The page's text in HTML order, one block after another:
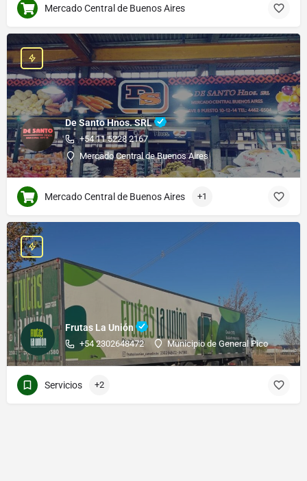
Mercado Central de Buenos Aires
De Santo Hnos. SRL
+54 11 5228 2167
Mercado Central de Buenos Aires
Mercado Central de Buenos Aires +1
Frutas La Unión
+54 2302648472 Municipio de General Pico
Servicios +2